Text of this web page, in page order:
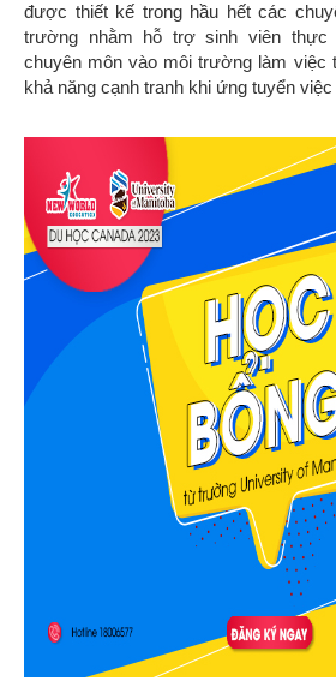
được thiết kế trong hầu hết các
trường nhằm hỗ trợ sinh viên thực
chuyên môn vào môi trường làm việc
khả năng cạnh tranh khi ứng tuyển